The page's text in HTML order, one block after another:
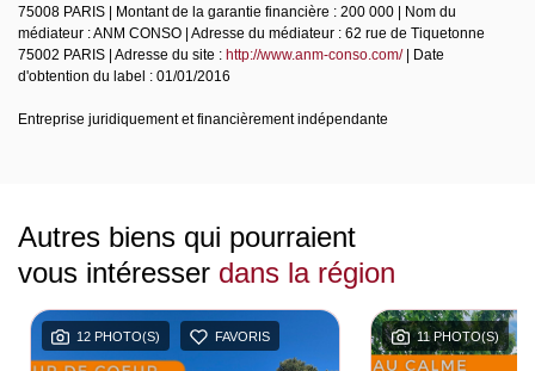
75008 PARIS | Montant de la garantie financière : 200 000 | Nom du
médiateur : ANM CONSO | Adresse du médiateur : 62 rue de Tiquetonne
75002 PARIS | Adresse du site : http://www.anm-conso.com/| Date
d'obtention du label : 01/01/2016
Entreprise juridiquement et financièrement indépendante
Autres biens qui pourraient
vous intéresser dans la région
12 PHOTO(S) FAVORIS 11 PHOTO(S)